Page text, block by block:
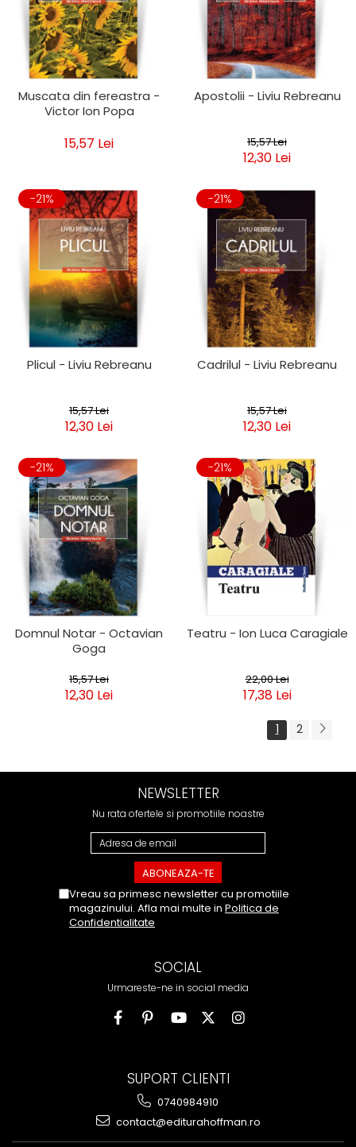
Muscata din fereastra -
Victor Ion Popa
15,57 Lei
Apostolii - Liviu Rebreanu
15,57 Lei
12,30 Lei
-21%
Plicul - Liviu Rebreanu
15,57 Lei
12,30 Lei
-21%
Cadrilul - Liviu Rebreanu
15,57 Lei
12,30 Lei
-21%
Domnul Notar - Octavian
Goga
15,57 Lei
12,30 Lei
-21%
Teatru - Ion Luca Caragiale
22,00 Lei
17,38 Lei
1 2
NEWSLETTER
Nu rata ofertele si promotiile noastre
Vreau sa primesc newsletter cu promotiile
magazinului. Afla mai multe in Politica de
Confidentialitate
SOCIAL
Urmareste-ne in social media
SUPORT CLIENTI
0740984910
contact@editurahoffman.ro